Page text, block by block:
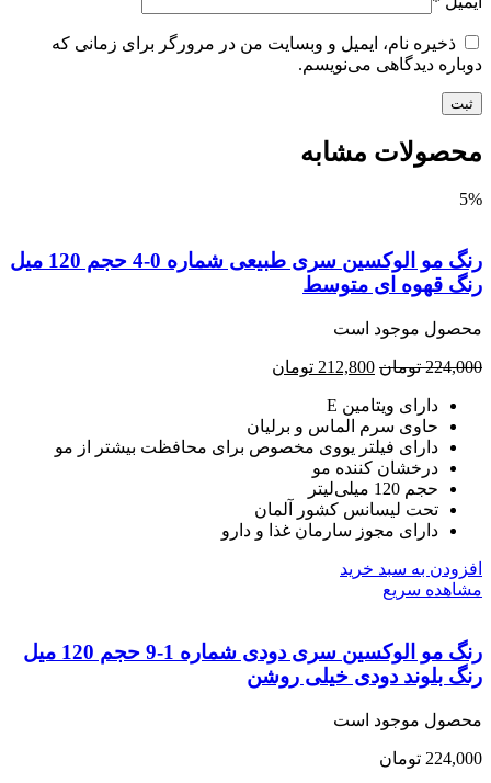
ذخیره نام، ایمیل و وبسایت من در مرورگر برای زمانی که
دیدگاهی می‌نویسم.
مشابه
رنگ مو الوکسین سری طبیعی شماره 0-4 حجم 120 میل
قهوه ای متوسط
موجود است
تومان 212,800 تومان
دارای ویتامین E
حاوی سرم الماس و برلیان
دارای فیلتر یووی مخصوص برای محافظت بیشتر از مو
درخشان کننده مو
حجم 120 میلی‌لیتر
تحت لیسانس کشور آلمان
دارای مجوز سارمان غذا و دارو
به سبد خرید
سریع
رنگ مو الوکسین سری دودی شماره 1-9 حجم 120 میل
بلوند دودی خیلی روشن
موجود است
تومان